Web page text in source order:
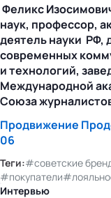
Феликс
наук, профессор,
деятель науки РФ,
современных
и технологий,
Международной
Союза
Продвижение
06
Теги:#советские
#покупатели
Интервью